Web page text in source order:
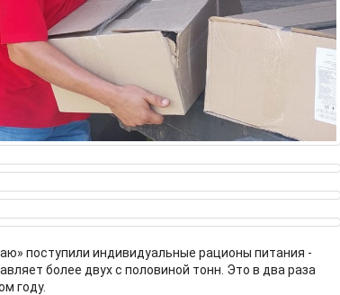
поступили индивидуальные рационы питания -
более двух с половиной тонн. Это в два раза
году.